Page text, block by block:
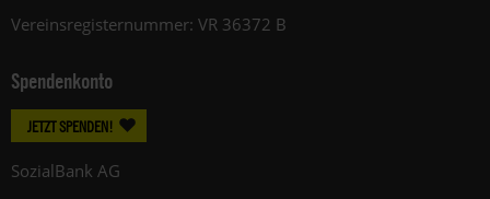
Vereinsregisternummer: VR 36372 B
Spendenkonto
JETZT SPENDEN!
SozialBank AG